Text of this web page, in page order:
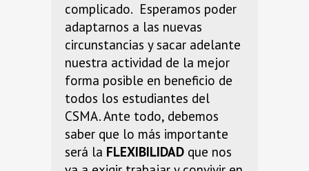
complicado. Esperamos poder
adaptarnos a las nuevas
circunstancias y sacar adelante
nuestra actividad de la mejor
forma posible en beneficio de
todos los estudiantes del
CSMA. Ante todo, debemos
saber que lo más importante
será la FLEXIBILIDAD que nos